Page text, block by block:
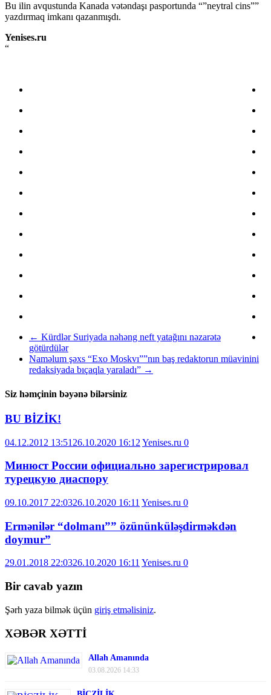
Bu ilin avqustunda Kanada vətəndaşı pasportunda “”neytral cins””
yazdırmaq imkanı qazanmışdı.
Yenises.ru
“
← Kürdlər Suriyada nəhəng neft yatağını nəzarətə
götürdülər
Naməlum şəxs “Exo Moskvı””nın baş redaktorun müavinini
redaksiyada bıçaqla yaraladı” →
Siz həmçinin bəyənə bilərsiniz
BU BİZİK!
04.12.2012 13:51 26.10.2020 16:12 Yenises.ru 0
Минюст России официально зарегистрировал
турецкую диаспору
09.10.2017 22:0326.10.2020 16:11 Yenises.ru 0
Ermənilər “dolmanı”” özününküləşdirməkdən
doymur”
29.01.2018 22:0326.10.2020 16:11 Yenises.ru 0
Bir cavab yazın
Şərh yaza bilmək üçün giriş etməlisiniz.
XƏBƏR XƏTTİ
Allah Amanında
03.08.2026 14:33